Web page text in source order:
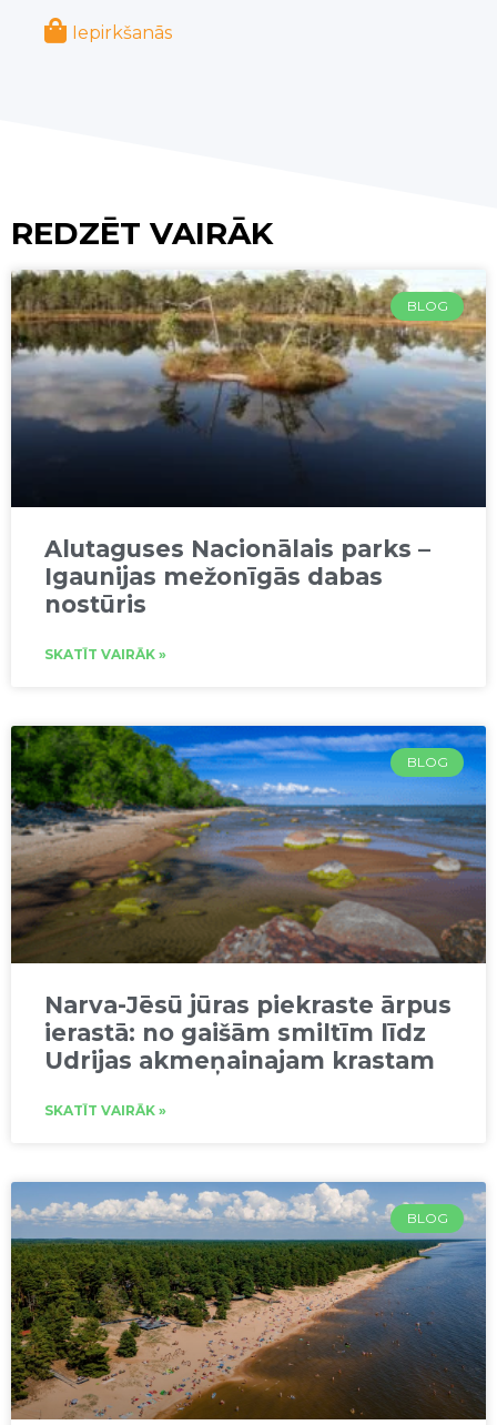
Iepirkšanās
REDZĒT VAIRĀK
BLOG
Alutaguses Nacionālais parks –
Igaunijas mežonīgās dabas
nostūris
SKATĪT VAIRĀK »
BLOG
Narva-Jēsū jūras piekraste ārpus
ierastā: no gaišām smiltīm līdz
Udrijas akmeņainajam krastam
SKATĪT VAIRĀK »
BLOG